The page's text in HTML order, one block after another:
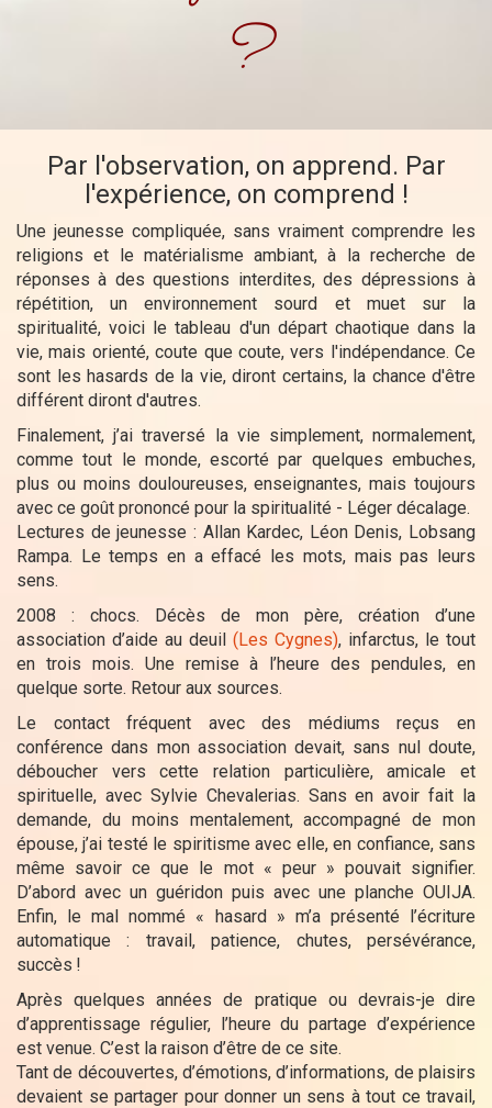
?
Par l'observation, on apprend. Par
l'expérience, on comprend !
Une jeunesse compliquée, sans vraiment comprendre les
religions et le matérialisme ambiant, à la recherche de
réponses à des questions interdites, des dépressions à
répétition, un environnement sourd et muet sur la
spiritualité, voici le tableau d'un départ chaotique dans la
vie, mais orienté, coute que coute, vers l'indépendance. Ce
sont les hasards de la vie, diront certains, la chance d'être
différent diront d'autres.
Finalement, j’ai traversé la vie simplement, normalement,
comme tout le monde, escorté par quelques embuches,
plus ou moins douloureuses, enseignantes, mais toujours
avec ce goût prononcé pour la spiritualité - Léger décalage.
Lectures de jeunesse : Allan Kardec, Léon Denis, Lobsang
Rampa. Le temps en a effacé les mots, mais pas leurs
sens.
2008 : chocs. Décès de mon père, création d’une
association d’aide au deuil (Les Cygnes), infarctus, le tout
en trois mois. Une remise à l’heure des pendules, en
quelque sorte. Retour aux sources.
Le contact fréquent avec des médiums reçus en
conférence dans mon association devait, sans nul doute,
déboucher vers cette relation particulière, amicale et
spirituelle, avec Sylvie Chevalerias. Sans en avoir fait la
demande, du moins mentalement, accompagné de mon
épouse, j’ai testé le spiritisme avec elle, en confiance, sans
même savoir ce que le mot « peur » pouvait signifier.
D’abord avec un guéridon puis avec une planche OUIJA.
Enfin, le mal nommé « hasard » m’a présenté l’écriture
automatique : travail, patience, chutes, persévérance,
succès !
Après quelques années de pratique ou devrais-je dire
d’apprentissage régulier, l’heure du partage d’expérience
est venue. C’est la raison d’être de ce site.
Tant de découvertes, d’émotions, d’informations, de plaisirs
devaient se partager pour donner un sens à tout ce travail,